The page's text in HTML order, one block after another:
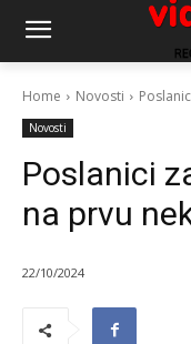
Home Novosti
Novosti
Poslanici
na prvu
22/10/2024